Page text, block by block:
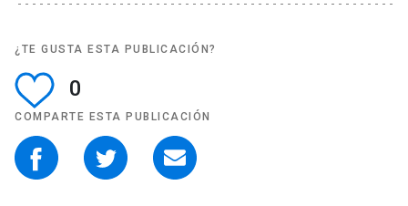
¿TE GUSTA ESTA PUBLICACIÓN?
0
COMPARTE ESTA PUBLICACIÓN